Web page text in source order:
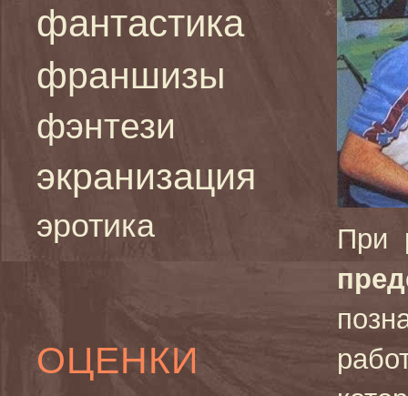
фантастика
франшизы
фэнтези
экранизация
эротика
ОЦЕНКИ
При